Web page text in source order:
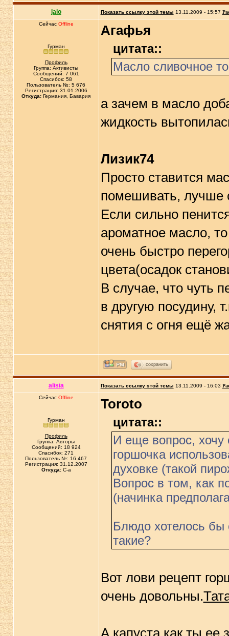
jalo Показать ссылку этой темы 13.11.2009 - 15:57
Сейчас Offline
Гурман
Профиль
Группа: Активисты
Сообщений: 7 061
Спасибок: 58
Пользователь №: 5 676
Регистрация: 31.01.2006
Откуда: Германия, Бавария
Агафья
цитата::
Масло сливочное
а зачем в масло
жидкость
Лизик74
Просто ставится
помешивать, лучше
Если сильно
ароматное масло,
очень быстро
цвета(осадок
В случае, что чуть
в другую посудину,
снятия с огня ещё
сохранить
alisia Показать ссылку этой темы 13.11.2009 - 16:03
Сейчас Offline
Гурман
Профиль
Группа: Авторы
Сообщений: 18 924
Спасибок: 271
Пользователь №: 16 467
Регистрация: 31.12.2007
Откуда:C-a
Toroto
цитата::
И еще вопрос, хочу
горшочка
духовке (такой
Вопрос в том, как
(начинка
Блюдо хотелось бы
такие?
Вот лови рецепт
очень довольны.
А капуста как ты ее